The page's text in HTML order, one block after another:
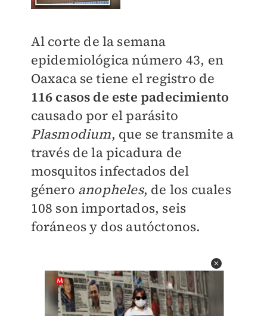
Al corte de la semana
epidemiológica número 43, en
Oaxaca se tiene el registro de
116 casos de este padecimiento
causado por el parásito
Plasmodium, que se transmite a
través de la picadura de
mosquitos infectados del
género anopheles, de los cuales
108 son importados, seis
foráneos y dos autóctonos.